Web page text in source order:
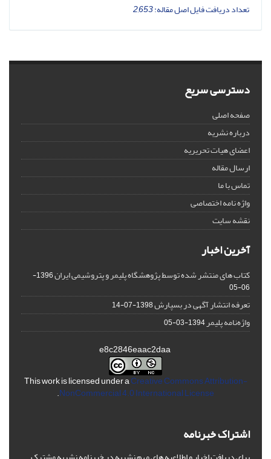
تعداد دریافت فایل اصل مقاله:2,653
دسترسی سریع
صفحه اصلی
درباره نشریه
اعضای هیات تحریریه
ارسال مقاله
تماس با ما
واژه نامه اختصاصی
نقشه سایت
آخرین اخبار
کتاب های منتشر شده توسط پژوهشگاه پلیمر و پتروشیمی ایران
1396-
06-05
تعرفه انتشار آگهی در بسپارش1398-07-14
واژه‌نامه پلیمر1394-03-05
This work is licensed under aCreative Commons Attribution-
NonCommercial 4.0 International License
.
اشتراک خبرنامه